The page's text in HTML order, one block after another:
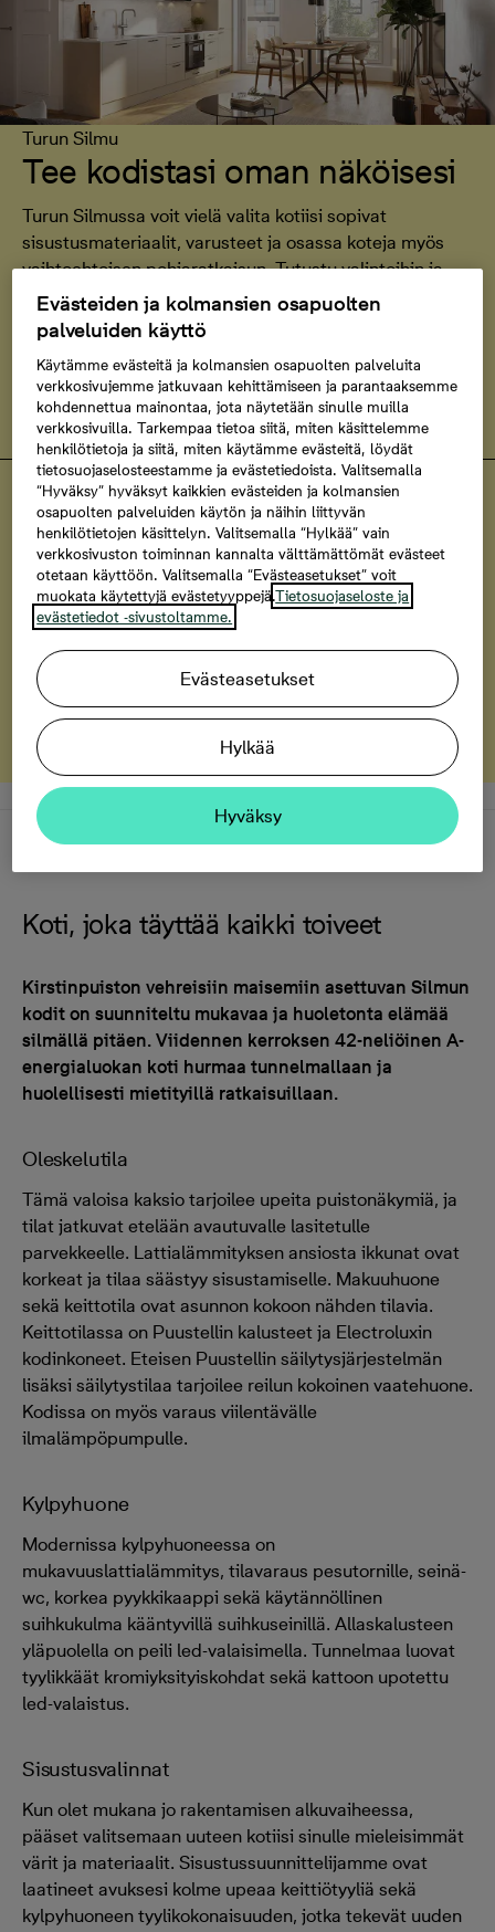
Turun Silmu
Tee kodistasi oman näköisesi
Turun Silmussa voit vielä valita kotiisi sopivat
sisustusmateriaalit, varusteet ja osassa koteja myös
vaihtoehtoisen pohjaratkaisun. Tutustu valintoihin ja
suunnittele koti, joka tuntuu omalta heti ensimmäisestä
päivästä lähtien.
Tutustu valintoihin
Turun Silmu
Tasokasta varustelua ja yksilölliset
räätälöintimahdollisuudet
Tutustu kotien räätälöintimahdollisuuksiin
Bonava-turva
Tutustu Bonava-turvaan
Kuvaus
Koti, joka täyttää kaikki toiveet
Kirstinpuiston vehreisiin maisemiin asettuvan Silmun
kodit on suunniteltu mukavaa ja huoletonta elämää
silmällä pitäen. Viidennen kerroksen 42-neliöinen A-
energialuokan koti hurmaa tunnelmallaan ja
huolellisesti mietityillä ratkaisuillaan.
Oleskelutila
Tämä valoisa kaksio tarjoilee upeita puistonäkymiä, ja
tilat jatkuvat etelään avautuvalle lasitetulle
parvekkeelle. Lattialämmityksen ansiosta ikkunat ovat
korkeat ja tilaa säästyy sisustamiselle. Makuuhuone
sekä keittotila ovat asunnon kokoon nähden tilavia.
Keittotilassa on Puustellin kalusteet ja Electroluxin
kodinkoneet. Eteisen Puustellin säilytysjärjestelmän
lisäksi säilytystilaa tarjoilee reilun kokoinen vaatehuone.
Kodissa on myös varaus viilentävälle
ilmalämpöpumpulle.
Kylpyhuone
Modernissa kylpyhuoneessa on
mukavuuslattialämmitys, tilavaraus pesutornille, seinä-
wc, korkea pyykkikaappi sekä käytännöllinen
suihkukulma kääntyvillä suihkuseinillä. Allaskalusteen
yläpuolella on peili led-valaisimella. Tunnelmaa luovat
tyylikkäät kromiyksityiskohdat sekä kattoon upotettu
led-valaistus.
Sisustusvalinnat
Kun olet mukana jo rakentamisen alkuvaiheessa,
pääset valitsemaan uuteen kotiisi sinulle mieleisimmät
värit ja materiaalit. Sisustussuunnittelijamme ovat
laatineet avuksesi kolme upeaa keittiötyyliä sekä
kylpyhuoneen tyylikokonaisuuden, jotka tekevät uuden
Evästeiden ja kolmansien osapuolten
palveluiden käyttö
Käytämme evästeitä ja kolmansien osapuolten palveluita
verkkosivujemme jatkuvaan kehittämiseen ja parantaaksemme
kohdennettua mainontaa, jota näytetään sinulle muilla
verkkosivuilla. Tarkempaa tietoa siitä, miten käsittelemme
henkilötietoja ja siitä, miten käytämme evästeitä, löydät
tietosuojaselosteestamme ja evästetiedoista. Valitsemalla
“Hyväksy” hyväksyt kaikkien evästeiden ja kolmansien
osapuolten palveluiden käytön ja näihin liittyvän
henkilötietojen käsittelyn. Valitsemalla “Hylkää” vain
verkkosivuston toiminnan kannalta välttämättömät evästeet
otetaan käyttöön. Valitsemalla “Evästeasetukset” voit
muokata käytettyjä evästetyyppejä.Tietosuojaseloste ja
evästetiedot -sivustoltamme.
Evästeasetukset
Hylkää
Hyväksy